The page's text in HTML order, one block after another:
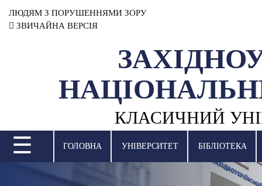
ЛЮДЯМ З ПОРУШЕННЯМИ ЗОРУ
ЗВИЧАЙНА ВЕРСІЯ
КЛАСИЧНИЙ
НАУКОВА ДІЯЛЬНІСТЬ
МІЖНАРОДНА ДІЯЛЬНІСТЬ
ВСТУПНА КАМПАНІЯ
☰ ГОЛОВНА УНІВЕРСИТЕТ БІБЛІОТЕКА